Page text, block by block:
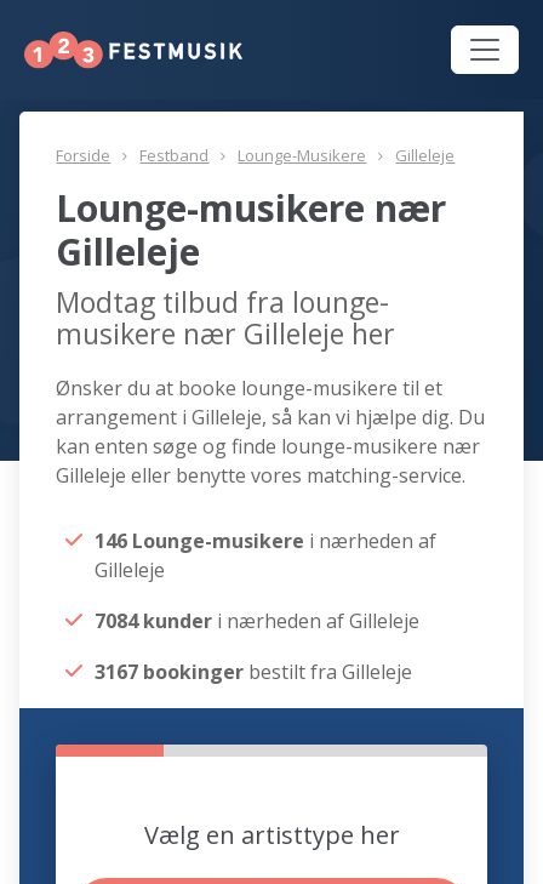
Forside Festband Lounge-Musikere Gilleleje
Lounge-musikere nær
Gilleleje
Modtag tilbud fra lounge-
musikere nær Gilleleje her
Ønsker du at booke lounge-musikere til et
arrangement i Gilleleje, så kan vi hjælpe dig. Du
kan enten søge og finde lounge-musikere nær
Gilleleje eller benytte vores matching-service.
146 Lounge-musikere i nærheden af
Gilleleje
7084 kunder i nærheden af Gilleleje
3167 bookinger bestilt fra Gilleleje
Vælg en artisttype her